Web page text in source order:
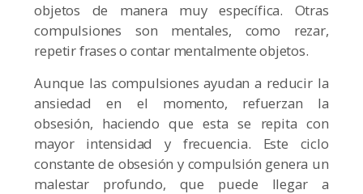
objetos de manera muy específica. Otras
compulsiones son mentales, como rezar,
repetir frases o contar mentalmente objetos.
Aunque las compulsiones ayudan a reducir la
ansiedad en el momento, refuerzan la
obsesión, haciendo que esta se repita con
mayor intensidad y frecuencia. Este ciclo
constante de obsesión y compulsión genera un
malestar profundo, que puede llegar a